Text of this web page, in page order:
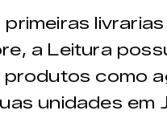
primeiras
a Leitura
como
unidades em